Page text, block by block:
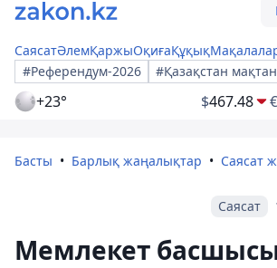
СаясатӘлемҚаржыОқиғаҚұқық
#Референдум-2026
#Қазақстан
+23° $467.48 €
Басты Барлық жаңалықтар Саясат
Саясат
Мемлекет